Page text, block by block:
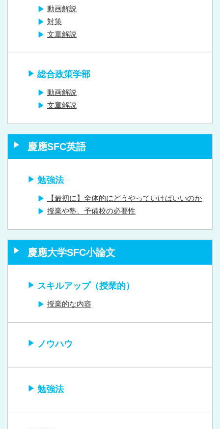
動画解説
対策
文章解説
総合政策学部
動画解説
文章解説
慶應SFC英語
勉強法
【最初に】全体的にどうやっていけばいいのか
授業や塾、予備校の必要性
慶應大学SFC小論文
スキルアップ（授業的）
授業的な内容
ノウハウ
勉強法